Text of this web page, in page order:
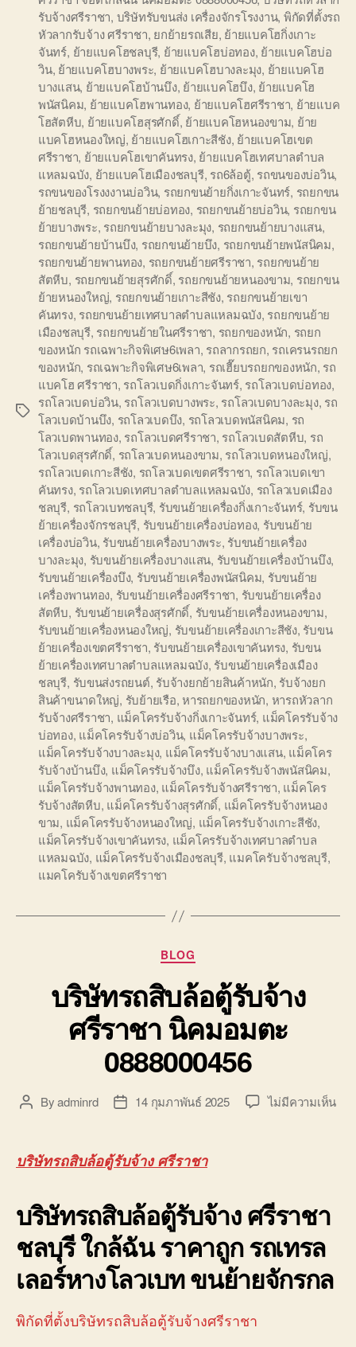
Tags
รับจ้างศรีราชา, บริษัทรับขนส่ง เครื่องจักรโรงงาน, พิกัดที่ตั้งรถ
หัวลากรับจ้าง ศรีราชา, ยกย้ายรถเสีย, ย้ายแบคโฮกิ่งเกาะ
จันทร์, ย้ายแบคโฮชลบุรี, ย้ายแบคโฮบ่อทอง, ย้ายแบคโฮบ่อ
วิน, ย้ายแบคโฮบางพระ, ย้ายแบคโฮบางละมุง, ย้ายแบคโฮ
บางแสน, ย้ายแบคโฮบ้านบึง, ย้ายแบคโฮบึง, ย้ายแบคโฮ
พนัสนิคม, ย้ายแบคโฮพานทอง, ย้ายแบคโฮศรีราชา, ย้ายแบค
โฮสัตหีบ, ย้ายแบคโฮสุรศักดิ์, ย้ายแบคโฮหนองขาม, ย้าย
แบคโฮหนองใหญ่, ย้ายแบคโฮเกาะสีชัง, ย้ายแบคโฮเขต
ศรีราชา, ย้ายแบคโฮเขาคันทรง, ย้ายแบคโฮเทศบาลตำบล
แหลมฉบัง, ย้ายแบคโฮเมืองชลบุรี, รถ6ล้อตู้, รถขนของบ่อวิน,
รถขนของโรงงงานบ่อวิน, รถยกขนย้ายกิ่งเกาะจันทร์, รถยกขน
ย้ายชลบุรี, รถยกขนย้ายบ่อทอง, รถยกขนย้ายบ่อวิน, รถยกขน
ย้ายบางพระ, รถยกขนย้ายบางละมุง, รถยกขนย้ายบางแสน,
รถยกขนย้ายบ้านบึง, รถยกขนย้ายบึง, รถยกขนย้ายพนัสนิคม,
รถยกขนย้ายพานทอง, รถยกขนย้ายศรีราชา, รถยกขนย้าย
สัตหีบ, รถยกขนย้ายสุรศักดิ์, รถยกขนย้ายหนองขาม, รถยกขน
ย้ายหนองใหญ่, รถยกขนย้ายเกาะสีชัง, รถยกขนย้ายเขา
คันทรง, รถยกขนย้ายเทศบาลตำบลแหลมฉบัง, รถยกขนย้าย
เมืองชลบุรี, รถยกขนย้ายในศรีราชา, รถยกของหนัก, รถยก
ของหนัก รถเฉพาะกิจพิเศษ6เพลา, รถลากรถยก, รถเครนรถยก
ของหนัก, รถเฉพาะกิจพิเศษ6เพลา, รถเฮี๊ยบรถยกของหนัก, รถ
แบคโฮ ศรีราชา, รถโลวเบดกิ่งเกาะจันทร์, รถโลวเบดบ่อทอง,
รถโลวเบดบ่อวิน, รถโลวเบดบางพระ, รถโลวเบดบางละมุง, รถ
โลวเบดบ้านบึง, รถโลวเบดบึง, รถโลวเบดพนัสนิคม, รถ
โลวเบดพานทอง, รถโลวเบดศรีราชา, รถโลวเบดสัตหีบ, รถ
โลวเบดสุรศักดิ์, รถโลวเบดหนองขาม, รถโลวเบดหนองใหญ่,
รถโลวเบดเกาะสีชัง, รถโลวเบดเขตศรีราชา, รถโลวเบดเขา
คันทรง, รถโลวเบดเทศบาลตำบลแหลมฉบัง, รถโลวเบดเมือง
ชลบุรี, รถโลวเบทชลบุรี, รับขนย้ายเครื่องกิ่งเกาะจันทร์, รับขน
ย้ายเครื่องจักรชลบุรี, รับขนย้ายเครื่องบ่อทอง, รับขนย้าย
เครื่องบ่อวิน, รับขนย้ายเครื่องบางพระ, รับขนย้ายเครื่อง
บางละมุง, รับขนย้ายเครื่องบางแสน, รับขนย้ายเครื่องบ้านบึง,
รับขนย้ายเครื่องบึง, รับขนย้ายเครื่องพนัสนิคม, รับขนย้าย
เครื่องพานทอง, รับขนย้ายเครื่องศรีราชา, รับขนย้ายเครื่อง
สัตหีบ, รับขนย้ายเครื่องสุรศักดิ์, รับขนย้ายเครื่องหนองขาม,
รับขนย้ายเครื่องหนองใหญ่, รับขนย้ายเครื่องเกาะสีชัง, รับขน
ย้ายเครื่องเขตศรีราชา, รับขนย้ายเครื่องเขาคันทรง, รับขน
ย้ายเครื่องเทศบาลตำบลแหลมฉบัง, รับขนย้ายเครื่องเมือง
ชลบุรี, รับขนส่งรถยนต์, รับจ้างยกย้ายสินค้าหนัก, รับจ้างยก
สินค้าขนาดใหญ่, รับย้ายเรือ,หารถยกของหนัก, หารถหัวลาก
รับจ้างศรีราชา, แม็คโครรับจ้างกิ่งเกาะจันทร์, แม็คโครรับจ้าง
บ่อทอง, แม็คโครรับจ้างบ่อวิน, แม็คโครรับจ้างบางพระ,
แม็คโครรับจ้างบางละมุง, แม็คโครรับจ้างบางแสน, แม็คโคร
รับจ้างบ้านบึง, แม็คโครรับจ้างบึง, แม็คโครรับจ้างพนัสนิคม,
แม็คโครรับจ้างพานทอง, แม็คโครรับจ้างศรีราชา, แม็คโคร
รับจ้างสัตหีบ, แม็คโครรับจ้างสุรศักดิ์, แม็คโครรับจ้างหนอง
ขาม, แม็คโครรับจ้างหนองใหญ่, แม็คโครรับจ้างเกาะสีชัง,
แม็คโครรับจ้างเขาคันทรง, แม็คโครรับจ้างเทศบาลตำบล
แหลมฉบัง, แม็คโครรับจ้างเมืองชลบุรี, แมคโครับจ้างชลบุรี,
แมคโครับจ้างเขตศรีราชา
Categories
BLOG
บริษัทรถสิบล้อตู้รับจ้าง
ศรีราชา นิคมอมตะ
0888000456
PostByadminrd
Post14 กุมภาพันธ์ 2025 ไม่มีความเห็นบน
บริษัทรถสิบล้อตู้รับจ้าง ศรีราชา
บริษัทรถสิบล้อตู้รับจ้าง ศรีราชา
ชลบุรี ใกล้ฉัน ราคาถูก รถเทรล
เลอร์หางโลวเบท ขนย้ายจักรกล
พิกัดที่ตั้งบริษัทรถสิบล้อตู้รับจ้างศรีราชา